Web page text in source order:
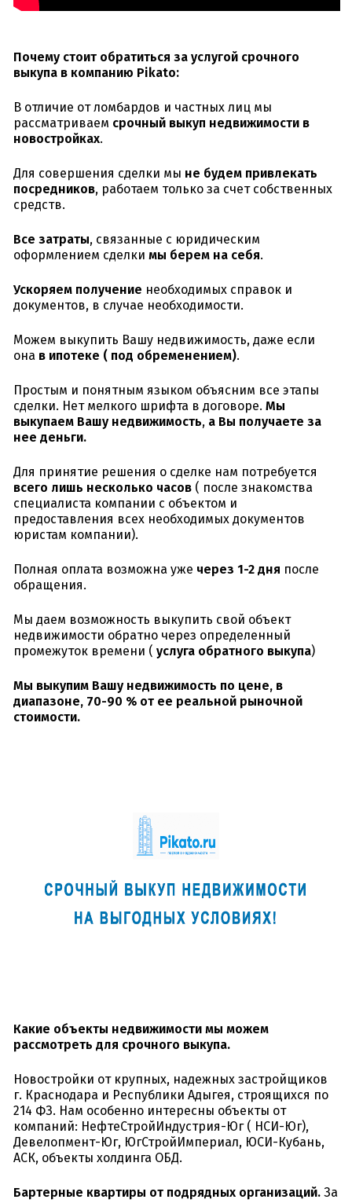
Почему стоит обратиться за услугой срочного
выкупа в компанию Pikato:
В отличие от ломбардов и частных лиц мы
рассматриваем срочный выкуп недвижимости в
новостройках.
Для совершения сделки мы не будем привлекать
посредников, работаем только за счет собственных
средств.
Все затраты, связанные с юридическим
оформлением сделки мы берем на себя.
Ускоряем получение необходимых справок и
документов, в случае необходимости.
Можем выкупить Вашу недвижимость, даже если
она в ипотеке ( под обременением).
Простым и понятным языком объясним все этапы
сделки. Нет мелкого шрифта в договоре. Мы
выкупаем Вашу недвижимость, а Вы получаете за
нее деньги.
Для принятие решения о сделке нам потребуется
всего лишь несколько часов ( после знакомства
специалиста компании с объектом и
предоставления всех необходимых документов
юристам компании).
Полная оплата возможна уже через 1-2 дня после
обращения.
Мы даем возможность выкупить свой объект
недвижимости обратно через определенный
промежуток времени ( услуга обратного выкупа)
Мы выкупим Вашу недвижимость по цене, в
диапазоне, 70-90 % от ее реальной рыночной
стоимости.
Какие объекты недвижимости мы можем
рассмотреть для срочного выкупа.
Новостройки от крупных, надежных застройщиков
г. Краснодара и Республики Адыгея, строящихся по
214 ФЗ. Нам особенно интересны объекты от
компаний: НефтеСтройИндустрия-Юг ( НСИ-Юг),
Девелопмент-Юг, ЮгСтройИмпериал, ЮСИ-Кубань,
АСК, объекты холдинга ОБД.
Бартерные квартиры от подрядных организаций. За